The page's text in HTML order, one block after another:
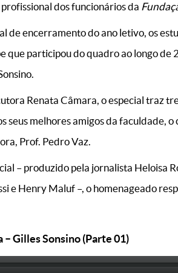
dos funcionários da
de encerramento do ano letivo, os
que participou do quadro ao longo
Renata Câmara, o especial traz
seus melhores amigos da faculdade,
Prof. Pedro Vaz.
– produzido pela jornalista Heloisa
e Henry Maluf –, o homenageado
– Gilles Sonsino (Parte 01)